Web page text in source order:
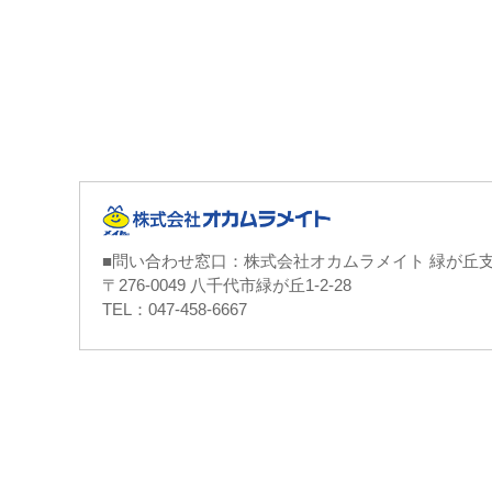
■問い合わせ窓口：株式会社オカムラメイト 緑が丘
〒276-0049 八千代市緑が丘1-2-28
TEL：047-458-6667